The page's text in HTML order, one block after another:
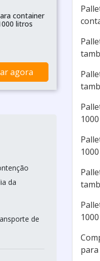
container
litros
agora
da
de